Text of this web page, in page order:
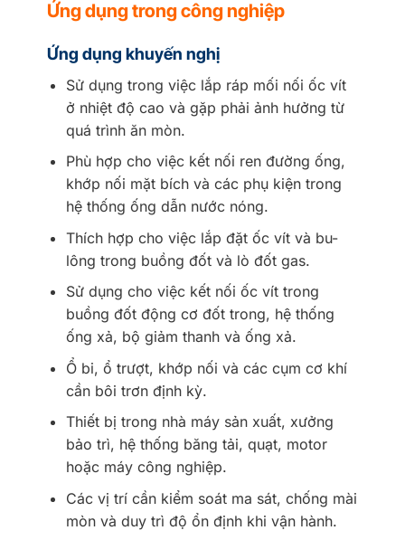
Ứng dụng trong công nghiệp
Ứng dụng khuyến nghị
Sử dụng trong việc lắp ráp mối nối ốc vít
ở nhiệt độ cao và gặp phải ảnh hưởng từ
quá trình ăn mòn.
Phù hợp cho việc kết nối ren đường ống,
khớp nối mặt bích và các phụ kiện trong
hệ thống ống dẫn nước nóng.
Thích hợp cho việc lắp đặt ốc vít và bu-
lông trong buồng đốt và lò đốt gas.
Sử dụng cho việc kết nối ốc vít trong
buồng đốt động cơ đốt trong, hệ thống
ống xả, bộ giảm thanh và ống xả.
Ổ bi, ổ trượt, khớp nối và các cụm cơ khí
cần bôi trơn định kỳ.
Thiết bị trong nhà máy sản xuất, xưởng
bảo trì, hệ thống băng tải, quạt, motor
hoặc máy công nghiệp.
Các vị trí cần kiểm soát ma sát, chống mài
mòn và duy trì độ ổn định khi vận hành.